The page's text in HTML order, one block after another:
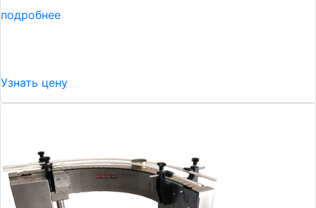
подробнее
Узнать цену